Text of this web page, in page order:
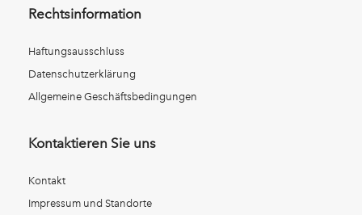
Rechtsinformation
Haftungsausschluss
Datenschutzerklärung
Allgemeine Geschäftsbedingungen
Kontaktieren Sie uns
Kontakt
Impressum und Standorte